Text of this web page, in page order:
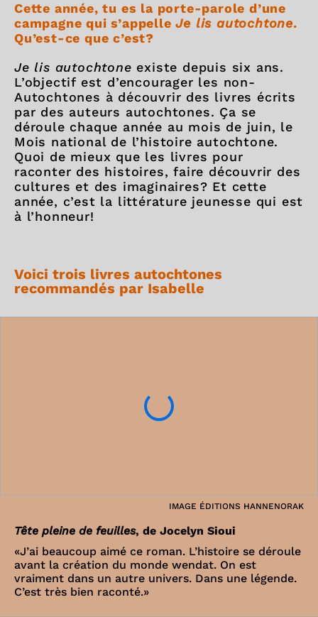
Cette année, tu es la porte-parole d’une
campagne qui s’appelleJe lis autochtone.
Qu’est-ce que c’est?
Je lis autochtone existe depuis six ans.
L’objectif est d’encourager les non-
Autochtones à découvrir des livres écrits
par des auteurs autochtones. Ça se
déroule chaque année au mois de juin, le
Mois national de l’histoire autochtone.
Quoi de mieux que les livres pour
raconter des histoires, faire découvrir des
cultures et des imaginaires? Et cette
année, c’est la littérature jeunesse qui est
à l’honneur!
Voici trois livres autochtones
recommandés par Isabelle
IMAGE ÉDITIONS HANNENORAK
Tête pleine de feuilles, de Jocelyn Sioui
«J’ai beaucoup aimé ce roman. L’histoire se déroule
avant la création du monde wendat. On est
vraiment dans un autre univers. Dans une légende.
C’est très bien raconté.»